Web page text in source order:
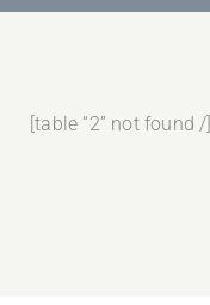
[table “2” not found /]